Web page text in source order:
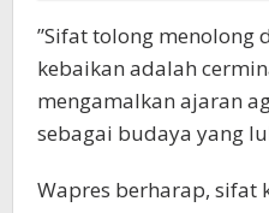
”Sifat tolong menolong
kebaikan adalah
mengamalkan ajaran
sebagai budaya yang
Wapres berharap, sifat